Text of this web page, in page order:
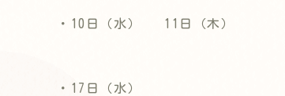
・10日（水） 11日（木）
・17日（水）